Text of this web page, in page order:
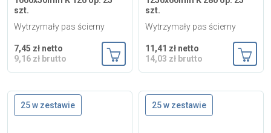
szt.
Wytrzymały pas ścierny
7,45 zł netto
9,16 zł brutto
Dodaj do koszyka
szt.
Wytrzymały pas ścierny
11,41 zł netto
14,03 zł brutto
25 w zestawie 25 w zestawie